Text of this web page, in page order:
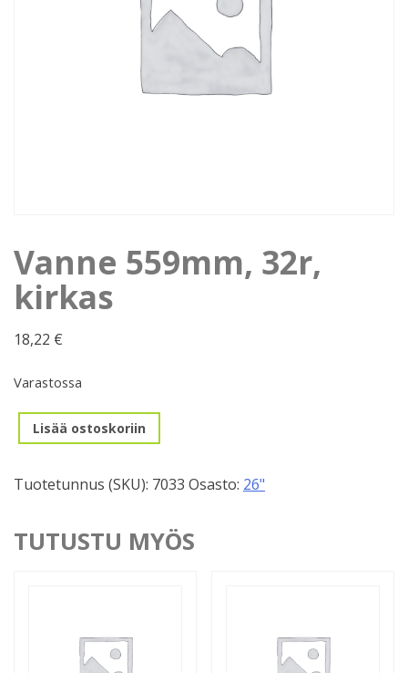
Vanne 559mm, 32r,
kirkas
18,22 €
Varastossa
Vanne
559mm,
kirkas
Lisää ostoskoriin
Tuotetunnus (SKU): 7033 Osasto: 26"
TUTUSTU MYÖS